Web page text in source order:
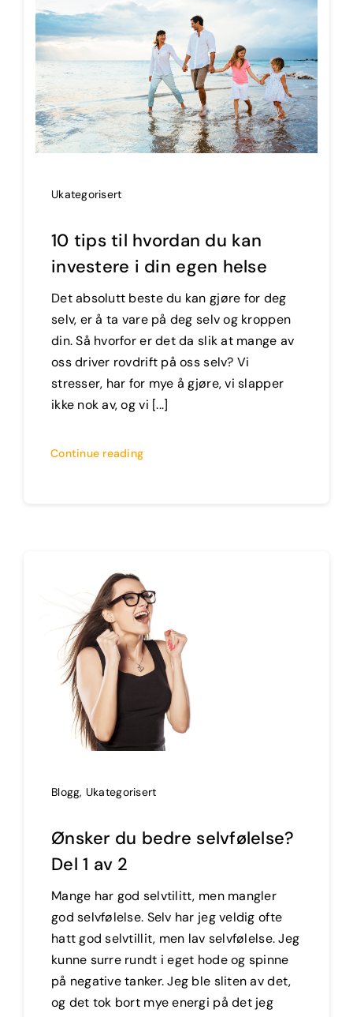
Ukategorisert
10 tips til hvordan du kan
investere i din egen helse
Det absolutt beste du kan gjøre for deg
selv, er å ta vare på deg selv og kroppen
din. Så hvorfor er det da slik at mange av
oss driver rovdrift på oss selv? Vi
stresser, har for mye å gjøre, vi slapper
ikke nok av, og vi [...]
Continue reading
Blogg, Ukategorisert
Ønsker du bedre selvfølelse?
Del 1 av 2
Mange har god selvtilitt, men mangler
god selvfølelse. Selv har jeg veldig ofte
hatt god selvtillit, men lav selvfølelse. Jeg
kunne surre rundt i eget hode og spinne
på negative tanker. Jeg ble sliten av det,
og det tok bort mye energi på det jeg